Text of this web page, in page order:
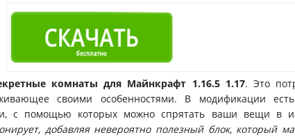
комнаты для Майнкрафт 1.16.5 1.17. Это
своими особенностями. В модификации
с помощью которых можно спрятать ваши вещи в
добавляя невероятно полезный блок, который